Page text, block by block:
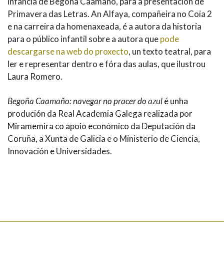
Primavera das Letras. An Alfaya, compañeira no Coia 2
e na carreira da homenaxeada, é a autora da historia
para o público infantil sobre a autora quepode
descargarse na web do proxecto, un texto teatral, para
ler e representar dentro e fóra das aulas, que ilustrou
Laura Romero.
Begoña Caamaño: navegar no pracer do azulé unha
produción da Real Academia Galega realizada por
Miramemira co apoio económico da Deputación da
Coruña, a Xunta de Galicia e o Ministerio de Ciencia,
Innovación e Universidades.